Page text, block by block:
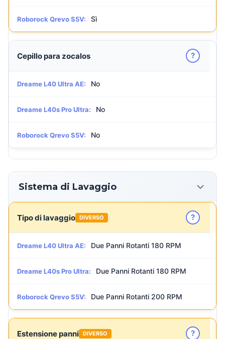
Roborock Qrevo S5V: Sì
Cepillo para zocalos ?
Dreame L40 Ultra AE: No
Dreame L40s Pro Ultra: No
Roborock Qrevo S5V: No
Sistema di Lavaggio
Tipo di lavaggio DIVERSO ?
Dreame L40 Ultra AE: Due Panni Rotanti 180 RPM
Dreame L40s Pro Ultra: Due Panni Rotanti 180 RPM
Roborock Qrevo S5V: Due Panni Rotanti 200 RPM
Estensione panni DIVERSO ?